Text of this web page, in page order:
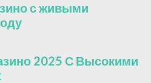
с живыми
2025 С Высокими